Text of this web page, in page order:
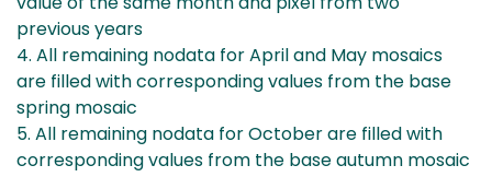
previous years
4. All remaining nodata for April and May mosaics
are filled with corresponding values from the base
spring mosaic
5. All remaining nodata for October are filled with
corresponding values from the base autumn mosaic